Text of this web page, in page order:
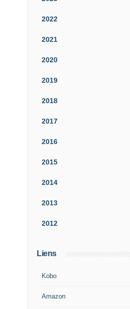
2022
2021
2020
2019
2018
2017
2016
2015
2014
2013
2012
Liens
Kobo
Amazon